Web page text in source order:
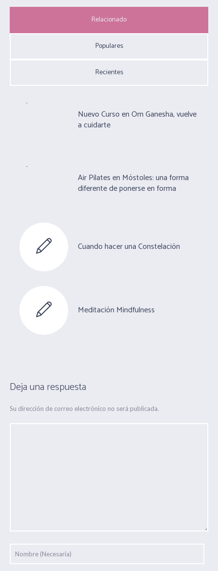
Relacionado
Populares
Recientes
Nuevo Curso en Om Ganesha, vuelve
a cuidarte
Air Pilates en Móstoles: una forma
diferente de ponerse en forma
Cuando hacer una Constelación
Meditación Mindfulness
Deja una respuesta
Su dirección de correo electrónico no será publicada.